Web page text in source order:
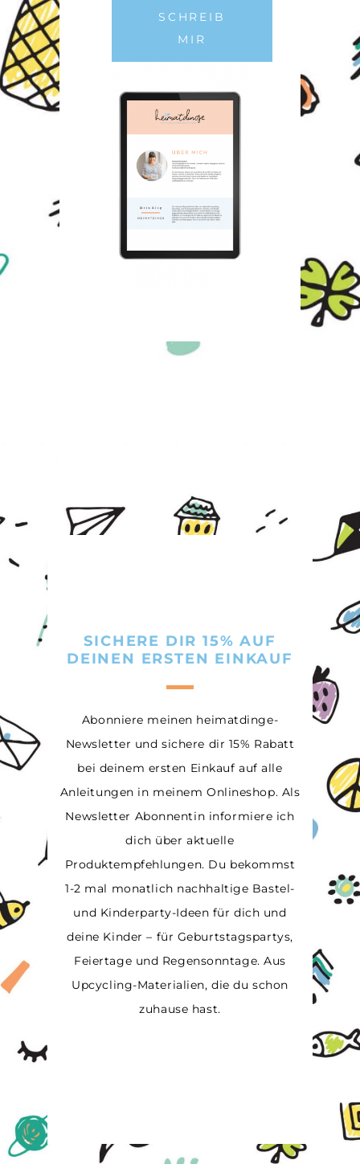
SCHREIB
MIR
SICHERE DIR 15% AUF
DEINEN ERSTEN EINKAUF
Abonniere meinen heimatdinge-
Newsletter und sichere dir 15% Rabatt
bei deinem ersten Einkauf auf alle
Anleitungen in meinem Onlineshop. Als
Newsletter Abonnentin informiere ich
dich über aktuelle
Produktempfehlungen. Du bekommst
1-2 mal monatlich nachhaltige Bastel-
und Kinderparty-Ideen für dich und
deine Kinder – für Geburtstagspartys,
Feiertage und Regensonntage. Aus
Upcycling-Materialien, die du schon
zuhause hast.